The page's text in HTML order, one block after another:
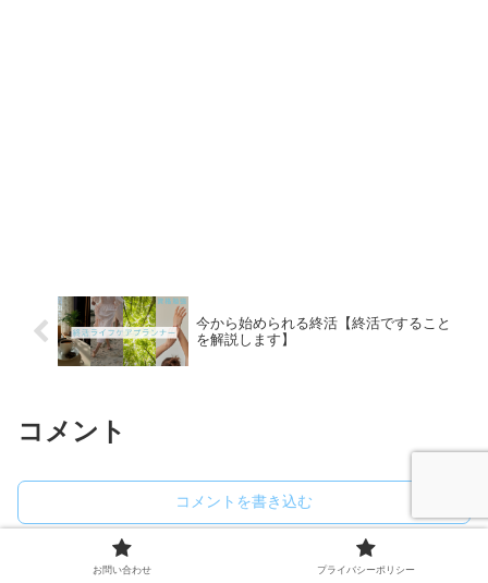
今から始められる終活【終活ですること
を解説します】
コメント
コメントを書き込む
お問い合わせ プライバシーポリシー